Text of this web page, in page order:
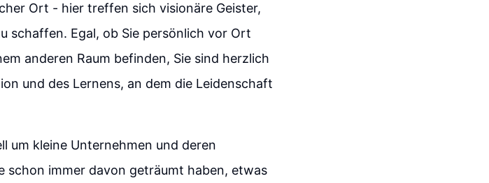
Ort - hier treffen sich visionäre Geister,
schaffen. Egal, ob Sie persönlich vor Ort
anderen Raum befinden, Sie sind herzlich
und des Lernens, an dem die Leidenschaft
um kleine Unternehmen und deren
schon immer davon geträumt haben, etwas